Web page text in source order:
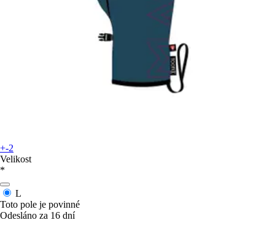
+-2
Velikost
*
L
Toto pole je povinné
Odesláno za 16 dní